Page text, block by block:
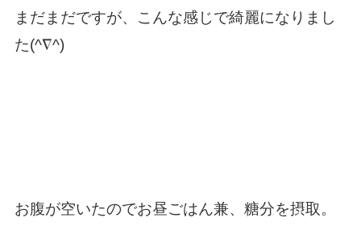
まだまだですが、こんな感じで綺麗になりまし
た(^∇^)
お腹が空いたのでお昼ごはん兼、糖分を摂取。